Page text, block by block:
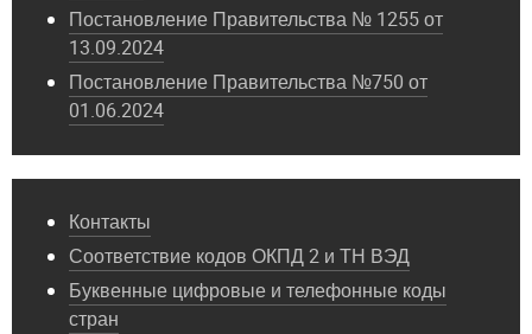
Постановление Правительства № 1255 от
13.09.2024
Постановление Правительства №750 от
01.06.2024
Контакты
Соответствие кодов ОКПД 2 и ТН ВЭД
Буквенные цифровые и телефонные коды
стран